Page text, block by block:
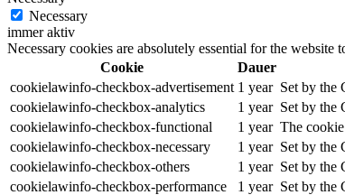
Necessary
immer aktiv
Necessary cookies are absolutely essential for the
Cookie
Dauer
cookielawinfo-checkbox-advertisement 1 year Set by the
cookielawinfo-checkbox-analytics
1 year Set by the
cookielawinfo-checkbox-functional
1 year The
cookielawinfo-checkbox-necessary
1 year Set by the
cookielawinfo-checkbox-others
1 year Set by the
cookielawinfo-checkbox-performance
1 year Set by the